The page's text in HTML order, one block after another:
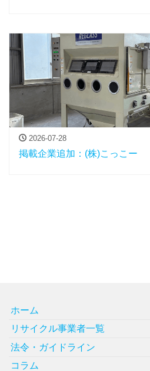
2026-07-28
掲載企業追加：(株)こっこー
ホーム
リサイクル事業者一覧
法令・ガイドライン
コラム